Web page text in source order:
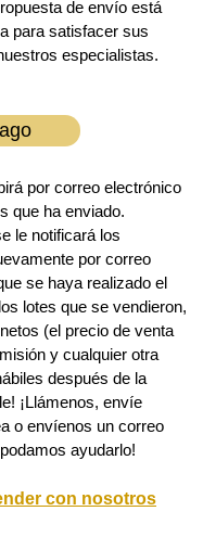
de envío está
para satisfacer sus
especialistas.
por correo electrónico
que ha enviado.
le notificará los
por correo
se haya realizado el
lotes que se vendieron,
(el precio de venta
y cualquier otra
después de la
¡Llámenos, envíe
o envíenos un correo
ayudarlo!
con nosotros